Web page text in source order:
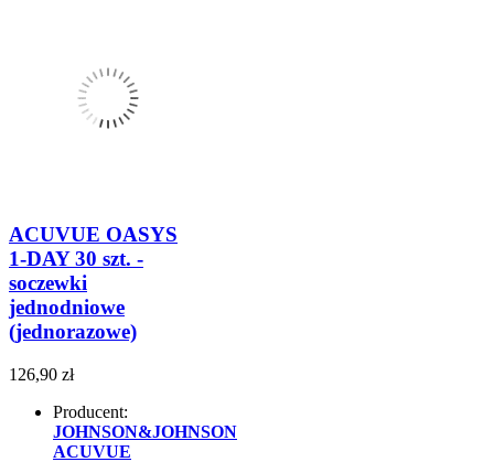
ACUVUE OASYS
1-DAY 30 szt. -
soczewki
jednodniowe
(jednorazowe)
126,90 zł
Producent:
JOHNSON&JOHNSON
ACUVUE